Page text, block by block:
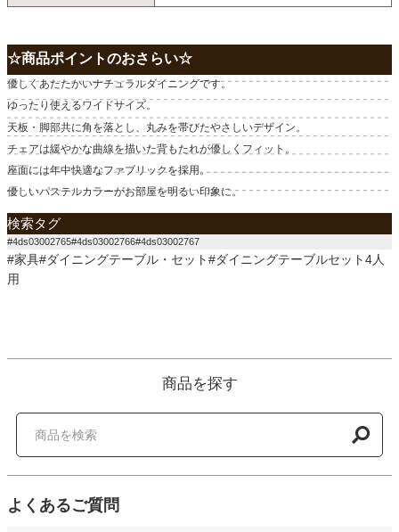
☆商品ポイントのおさらい☆
優しくあたたかいナチュラルダイニングです。
ゆったり使えるワイドサイズ。
天板・脚部共に角を落とし、丸みを帯びたやさしいデザイン。
チェアは緩やかな曲線を描いた背もたれが優しくフィット。
座面には年中快適なファブリックを採用。
優しいパステルカラーがお部屋を明るい印象に。
検索タグ
#4ds03002765#4ds03002766#4ds03002767
#家具#ダイニングテーブル・セット#ダイニングテーブルセット4人
用
商品を探す
よくあるご質問